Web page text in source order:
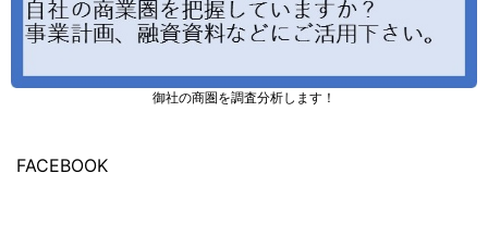
御社の商圏を調査分析します！
FACEBOOK